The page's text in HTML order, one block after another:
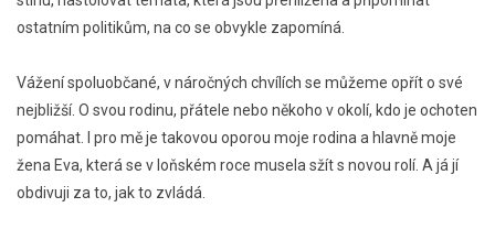
ostatním politikům, na co se obvykle zapomíná.
Vážení spoluobčané, v náročných chvílích se můžeme opřít o své
nejbližší. O svou rodinu, přátele nebo někoho v okolí, kdo je ochoten
pomáhat. I pro mě je takovou oporou moje rodina a hlavně moje
žena Eva, která se v loňském roce musela sžít s novou rolí. A já jí
obdivuji za to, jak to zvládá.